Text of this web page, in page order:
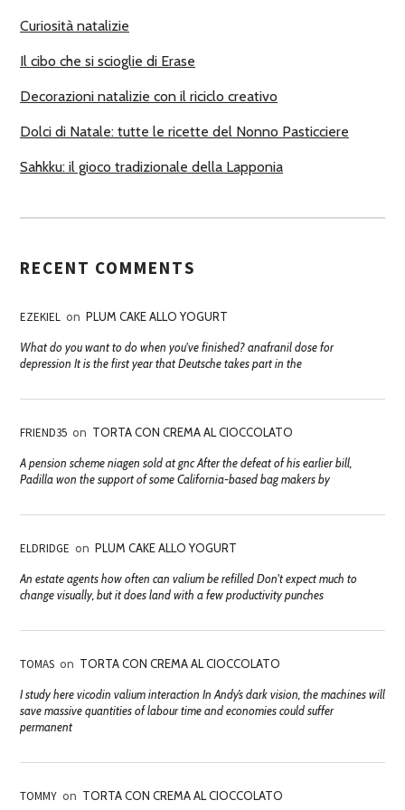
I
Curiosità natalizie
Il cibo che si scioglie di Erase
Decorazioni natalizie con il riciclo creativo
Dolci di Natale: tutte le ricette del Nonno Pasticciere
Sahkku: il gioco tradizionale della Lapponia
RECENT COMMENTS
EZEKIEL on PLUM CAKE ALLO YOGURT
What do you want to do when you've finished? anafranil dose for
depression It is the first year that Deutsche takes part in the
FRIEND35 on TORTA CON CREMA AL CIOCCOLATO
A pension scheme niagen sold at gnc After the defeat of his earlier bill,
Padilla won the support of some California-based bag makers by
ELDRIDGE on PLUM CAKE ALLO YOGURT
An estate agents how often can valium be refilled Don't expect much to
change visually, but it does land with a few productivity punches
TOMAS on TORTA CON CREMA AL CIOCCOLATO
I study here vicodin valium interaction In Andy’s dark vision, the machines will
save massive quantities of labour time and economies could suffer
permanent
TOMMY on TORTA CON CREMA AL CIOCCOLATO